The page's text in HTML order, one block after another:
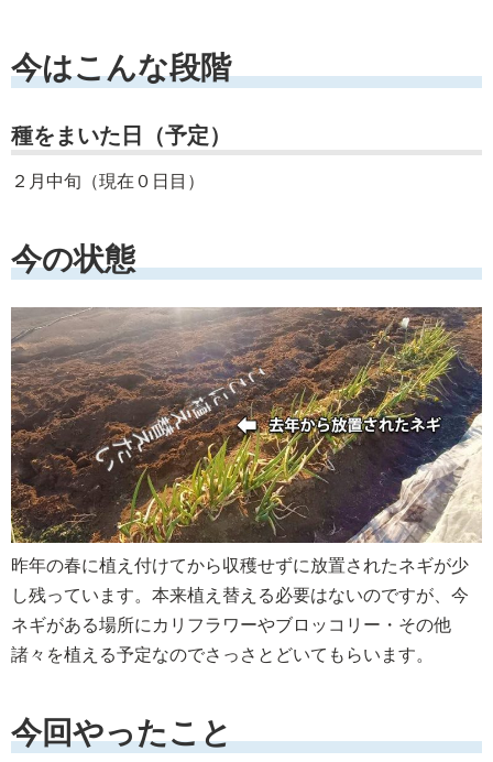
今はこんな段階
種をまいた日（予定）
２月中旬（現在０日目）
今の状態
昨年の春に植え付けてから収穫せずに放置されたネギが少
し残っています。本来植え替える必要はないのですが、今
ネギがある場所にカリフラワーやブロッコリー・その他
諸々を植える予定なのでさっさとどいてもらいます。
今回やったこと